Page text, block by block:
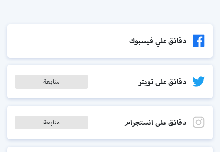
دقائق علي فيسبوك
دقائق على تويتر متابعة
دقائق على انستجرام متابعة